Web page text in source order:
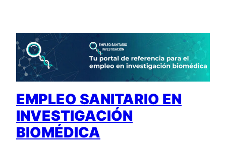
contenido
EMPLEO SANITARIO EN
INVESTIGACIÓN
BIOMÉDICA